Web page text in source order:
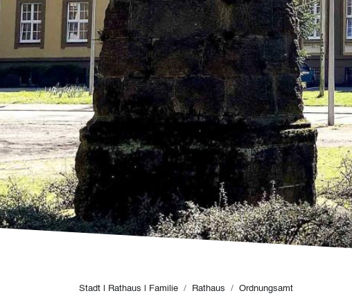
Pfadnavigation
Stadt | Rathaus | Familie Rathaus Ordnungsamt